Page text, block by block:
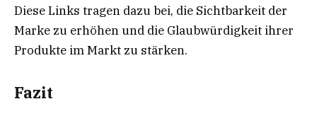
Diese Links tragen dazu bei, die Sichtbarkeit der
Marke zu erhöhen und die Glaubwürdigkeit ihrer
Produkte im Markt zu stärken.
Fazit